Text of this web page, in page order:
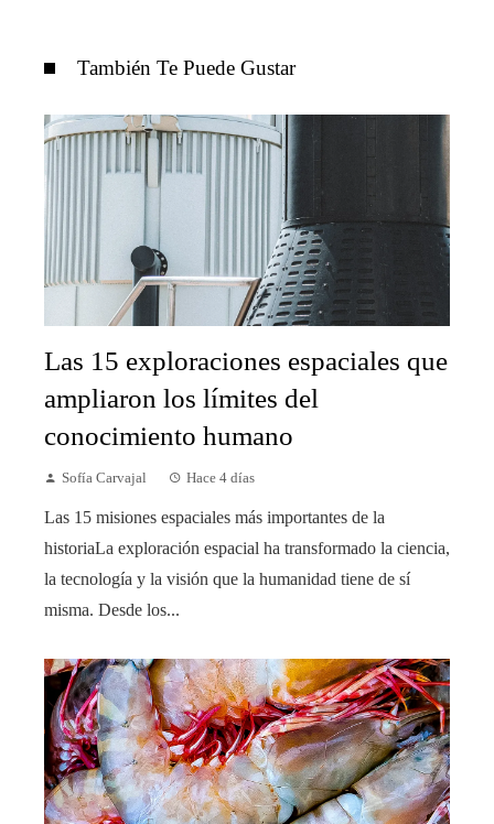
También Te Puede Gustar
Las 15 exploraciones espaciales que
ampliaron los límites del
conocimiento humano
Sofía Carvajal Hace 4 días
Las 15 misiones espaciales más importantes de la
historiaLa exploración espacial ha transformado la ciencia,
la tecnología y la visión que la humanidad tiene de sí
misma. Desde los...